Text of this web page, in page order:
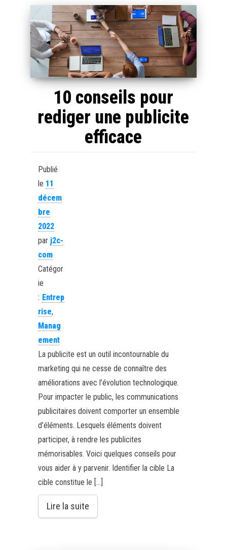
10 conseils pour
rediger une publicite
efficace
Publié
le 11
décem
bre
2022
par j2c-
com
Catégor
ie
: Entrep
rise,
Manag
ement
La publicite est un outil incontournable du
marketing qui ne cesse de connaître des
améliorations avec l’évolution technologique.
Pour impacter le public, les communications
publicitaires doivent comporter un ensemble
d’éléments. Lesquels éléments doivent
participer, à rendre les publicites
mémorisables. Voici quelques conseils pour
vous aider à y parvenir. Identifier la cible La
cible constitue le […]
Lire la suite